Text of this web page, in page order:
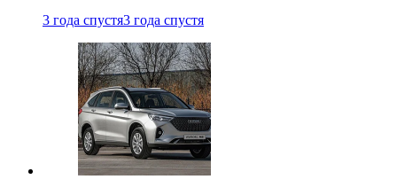
3 года спустя3 года спустя